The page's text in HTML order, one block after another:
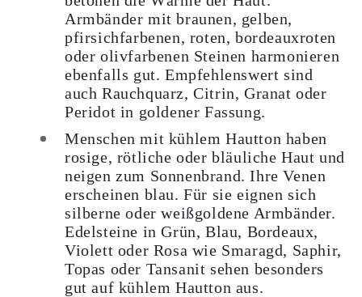
Armbänder mit braunen, gelben,
pfirsichfarbenen, roten, bordeauxroten
oder olivfarbenen Steinen harmonieren
ebenfalls gut. Empfehlenswert sind
auch Rauchquarz, Citrin, Granat oder
Peridot in goldener Fassung.
Menschen mit kühlem Hautton haben
rosige, rötliche oder bläuliche Haut und
neigen zum Sonnenbrand. Ihre Venen
erscheinen blau. Für sie eignen sich
silberne oder weißgoldene Armbänder.
Edelsteine in Grün, Blau, Bordeaux,
Violett oder Rosa wie Smaragd, Saphir,
Topas oder Tansanit sehen besonders
gut auf kühlem Hautton aus.